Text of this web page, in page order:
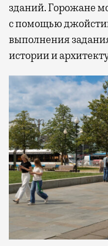
зданий. Горожане
с помощью
выполнения
истории и